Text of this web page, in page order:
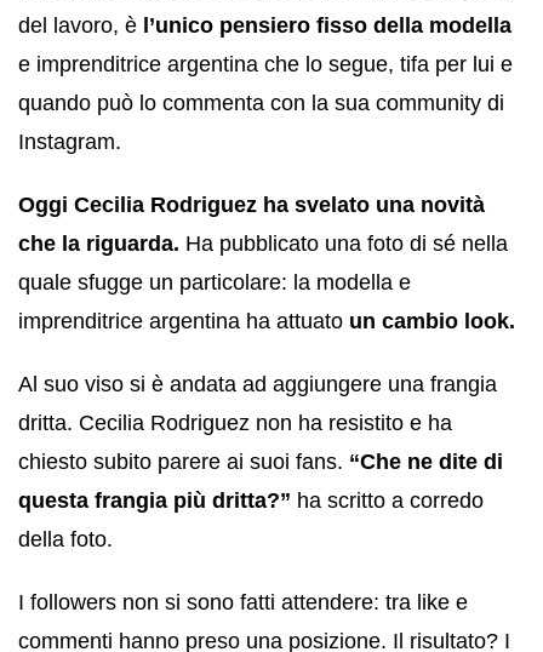
del lavoro, è l’unico pensiero fisso della modella
e imprenditrice argentina che lo segue, tifa per lui e
quando può lo commenta con la sua community di
Instagram.
Oggi Cecilia Rodriguez ha svelato una novità
che la riguarda. Ha pubblicato una foto di sé nella
quale sfugge un particolare: la modella e
imprenditrice argentina ha attuato un cambio look.
Al suo viso si è andata ad aggiungere una frangia
dritta. Cecilia Rodriguez non ha resistito e ha
chiesto subito parere ai suoi fans. “Che ne dite di
questa frangia più dritta?” ha scritto a corredo
della foto.
I followers non si sono fatti attendere: tra like e
commenti hanno preso una posizione. Il risultato? I